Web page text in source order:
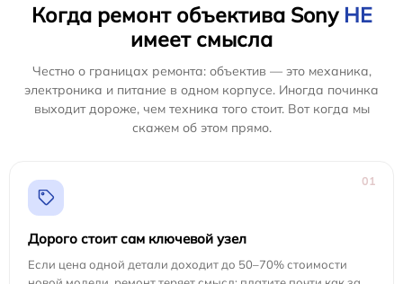
Когда ремонт объектива Sony НЕ
имеет смысла
Честно о границах ремонта: объектив — это механика,
электроника и питание в одном корпусе. Иногда починка
выходит дороже, чем техника того стоит. Вот когда мы
скажем об этом прямо.
01
Дорого стоит сам ключевой узел
Если цена одной детали доходит до 50–70% стоимости